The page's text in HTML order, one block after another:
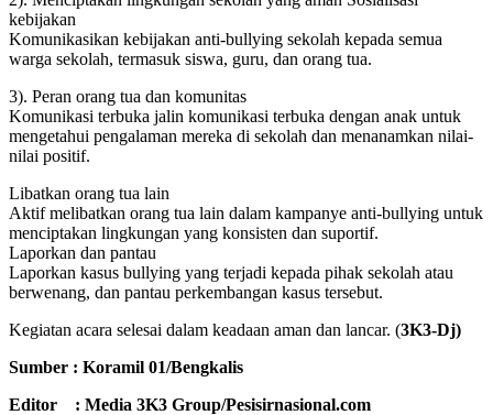
kebijakan
Komunikasikan kebijakan anti-bullying sekolah kepada semua
warga sekolah, termasuk siswa, guru, dan orang tua.
3). Peran orang tua dan komunitas
Komunikasi terbuka jalin komunikasi terbuka dengan anak untuk
mengetahui pengalaman mereka di sekolah dan menanamkan nilai-
nilai positif.
Libatkan orang tua lain
Aktif melibatkan orang tua lain dalam kampanye anti-bullying untuk
menciptakan lingkungan yang konsisten dan suportif.
Laporkan dan pantau
Laporkan kasus bullying yang terjadi kepada pihak sekolah atau
berwenang, dan pantau perkembangan kasus tersebut.
Kegiatan acara selesai dalam keadaan aman dan lancar. (3K3-Dj)
Sumber : Koramil 01/Bengkalis
Editor : Media 3K3 Group/Pesisirnasional.com